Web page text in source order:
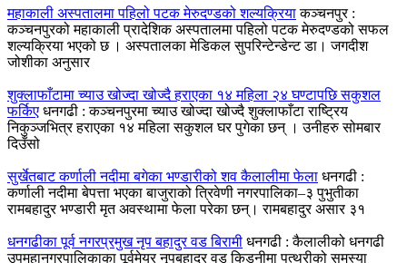
महाकाली अस्पतालमा पहिलो पटक मेरुदण्डको शल्यक्रियाकञ्चनपुर :
कञ्चनपुरको महाकाली प्रादेशिक अस्पतालमा पहिलो पटक मेरुदण्डको सफल
शल्यक्रिया भएको छ । अस्पतालका मेडिकल सुपरिन्टेन्डेन्ट डा। जगदीश
जोशीका अनुसार
शुक्लाफाँटामा च्याउ खोज्दा खोज्दै हराएका १४ महिला २४ घण्टापछि सकुशल
फर्किए धनगढी : कञ्चनपुरमा च्याउ खोज्दा खोज्दै शुक्लाफाँटा राष्ट्रिय
निकुञ्जभित्र हराएका १४ महिला सकुशल घर पुगेका छन् । उनीहरु सोमबार
दिउँसो
सुर्खेतबाट कर्णाली नदीमा बगेका भण्डारीको शव कैलालीमा फेला धनगढी :
कर्णाली नदीमा बेपत्ता भएका बाजुराको त्रिवेणी नगरपालिका–३ पुभुतीका
रामबहादुर भण्डारी मृत अवस्थामा फेला परेका छन्। रामबहादुर असार ३१
धनगढीका पूर्व नगरप्रमुख नृप बहादुर वड बिरामी धनगढी : कैलालीको धनगढी
उपमहानगरपालिकाका पूर्वमेयर नृपबहादुर वड किड्नीमा पत्थरीको समस्या